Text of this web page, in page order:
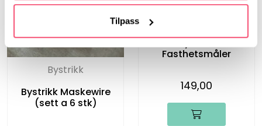
Tilpass
Bystrikk
Bystrikk Maskewire
(sett a 6 stk)
Bystrikk
Fasthetsmåler
149,00